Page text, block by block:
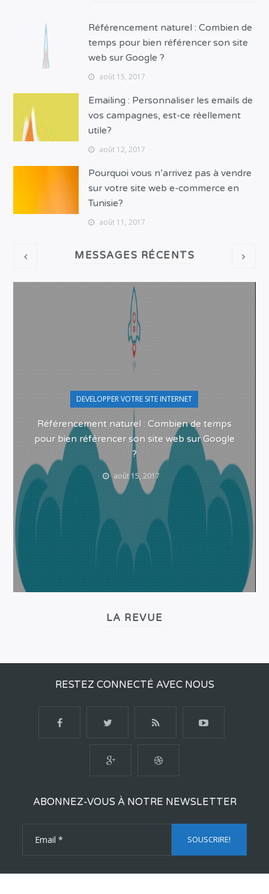
Référencement naturel : Combien de
temps pour bien référencer son site
web sur Google ?
août 15, 2017
Emailing : Personnaliser les emails de
vos campagnes, est-ce réellement
utile?
août 12, 2017
Pourquoi vous n’arrivez pas à vendre
sur votre site web e-commerce en
Tunisie?
août 11, 2017
MESSAGES RÉCENTS
DEVELOPPER VOTRE SITE INTERNET
Référencement naturel : Combien de temps
pour bien référencer son site web sur Google
?
août 15, 2017
LA REVUE
RESTEZ CONNECTÉ AVEC NOUS
ABONNEZ-VOUS À NOTRE NEWSLETTER